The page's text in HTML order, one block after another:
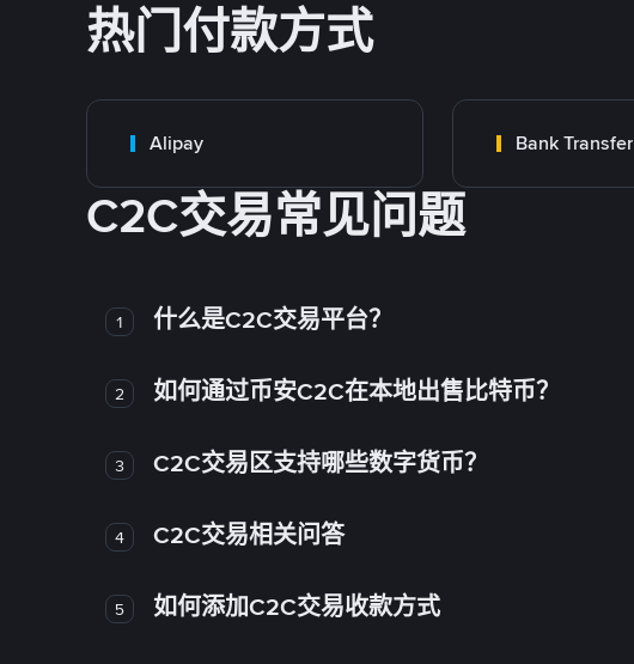
热门付款方式
Alipay Bank Transfer
C2C交易常见问题
1 什么是C2C交易平台？
2 如何通过币安C2C在本地出售比特币？
3 C2C交易区支持哪些数字货币？
4 C2C交易相关问答
5 如何添加C2C交易收款方式